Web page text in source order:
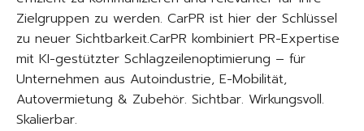
Zielgruppen zu werden. CarPR ist hier der Schlüssel
zu neuer Sichtbarkeit.CarPR kombiniert PR-Expertise
mit KI-gestützter Schlagzeilenoptimierung – für
Unternehmen aus Autoindustrie, E-Mobilität,
Autovermietung & Zubehör. Sichtbar. Wirkungsvoll.
Skalierbar.